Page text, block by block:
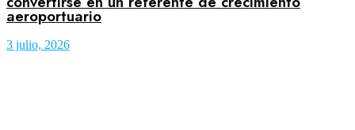
aeroportuario
3 julio, 2026